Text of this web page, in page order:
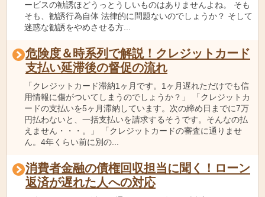
ービスの勧誘ほどうっとうしいものはありませんよね。 そも
そも、勧誘行為自体 法律的に問題ないのでしょうか？ そして
迷惑な勧誘をやめさせる方...
危険度＆時系列で解説！クレジットカード
支払い延滞後の督促の流れ
「クレジットカード滞納1ヶ月です。1ヶ月遅れただけでも信
用情報に傷がついてしまうのでしょうか？」 「クレジットカ
ードの支払いを5ヶ月滞納しています。次の締め日までに7万
円払わないと、一括支払いを請求するそうです。そんなの払
えません・・・。」 「クレジットカードの審査に通りませ
ん。4年くらい前に別の...
消費者金融の債権回収担当に聞く！ローン
返済が遅れた人への対応